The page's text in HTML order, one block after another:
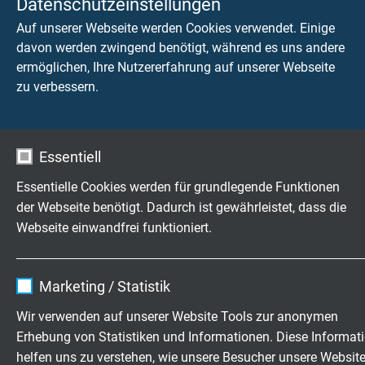
Datenschutzeinstellungen
Auf unserer Webseite werden Cookies verwendet. Einige
davon werden zwingend benötigt, während es uns andere
ermöglichen, Ihre Nutzererfahrung auf unserer Webseite
zu verbessern.
Essentiell
Essentielle Cookies werden für grundlegende Funktionen
der Webseite benötigt. Dadurch ist gewährleistet, dass die
Webseite einwandfrei funktioniert.
Laufzeit 1 Jahr
Marketing / Statistik
Wir verwenden auf unserer Website Tools zur anonymen
Erhebung von Statistiken und Informationen. Diese
helfen uns zu verstehen, wie unsere Besucher unsere Website
L66700318
Mehradrige
ungeschirmt
18 x 1,50 mm²
Artikel anfragen
Leitung,
L66703003
Mehrpaarige
Leitung,
3 x 2 x 0,50 mm²
Artikel anfragen
Leitung,
geschirmt
Artikel anfragen